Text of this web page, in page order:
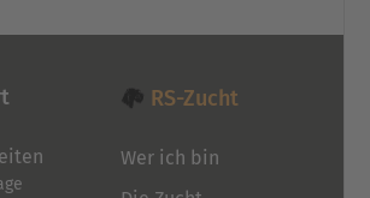
RS-Zucht
Wer ich bin